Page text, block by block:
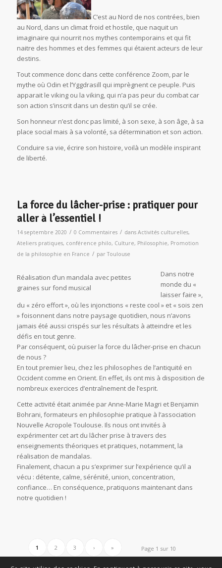
C’est au Nord de nos contrées, bien
au Nord, dans un climat froid et hostile, que naquit un
imaginaire qui nourrit nos mythes contemporains et qui fit
naitre des hommes et des femmes qui étaient acteurs de leur
destins.
Tout commence donc dans cette conférence Zoom, par le
mythe où Odin et l’Yggdrasill qui imprègnent ce peuple. Puis
apparait le viking ou la viking, qui n’a pas peur du combat car
son action s’inscrit dans un destin qu’il se crée.
Son honneur n’est donc pas limité, à son sexe, à son âge, à sa
place social mais à sa volonté, sa détermination et son action.
Conduire sa vie, écrire son histoire, voilà un modèle inspirant
de liberté.
La force du lâcher-prise : pratiquer pour
aller à l’essentiel !
14 septembre 2020 / 0 Commentaires / dans Activités culturelles,
Ateliers pratiques, conférence philo, Culture, Philosophie, Promotion
de la philosophie en France / parToulouse
Réalisation d’un mandala avec petites
graines sur fond musical
Dans notre
monde du «
laisser faire »,
du « zéro effort », où les injonctions « reste cool » et « sois zen
» foisonnent dans notre paysage quotidien, nous n’avons
jamais été aussi crispés sur les résultats à atteindre et les
défis en tout genre.
Par conséquent, où puiser la force du lâcher-prise en chacun
de nous ?
En tout premier lieu, chez les philosophes de l’antiquité en
Occident comme en Orient. En effet, ils ont mis à disposition de
nombreux exercices d’entraînement de l’esprit.
Cette activité était animée par Anne-Marie Magri et Benjamin
Bohrani, formateurs en philosophie pratique à l’association
Nouvelle Acropole Toulouse. Ils nous ont invités à
expérimenter cet art du lâcher prise à travers des
enseignements théoriques et pratiques, notamment, la
réalisation de mandalas.
Finalement, chacun a pu s’exprimer sur l’expérience qu’il a
vécu : détente, calme, sérénité, union, concentration,
confiance… En conséquence, pratiquons maintenant dans
notre quotidien !
Page 1 sur 10
1 2 3 › »